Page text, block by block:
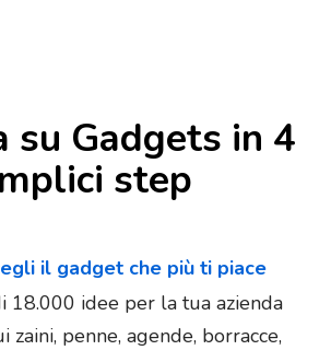
su Gadgets in 4
step
il gadget che più ti piace
18.000 idee per la tua azienda
zaini, penne, agende, borracce,